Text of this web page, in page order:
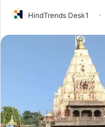
HindTrends Desk1